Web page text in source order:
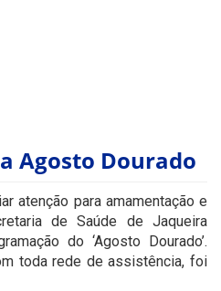
Agosto Dourado
atenção para amamentação e
de Saúde de Jaqueira
do ‘Agosto Dourado’.
toda rede de assistência, foi